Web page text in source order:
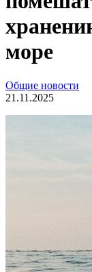
море
Общие новости
21.11.2025